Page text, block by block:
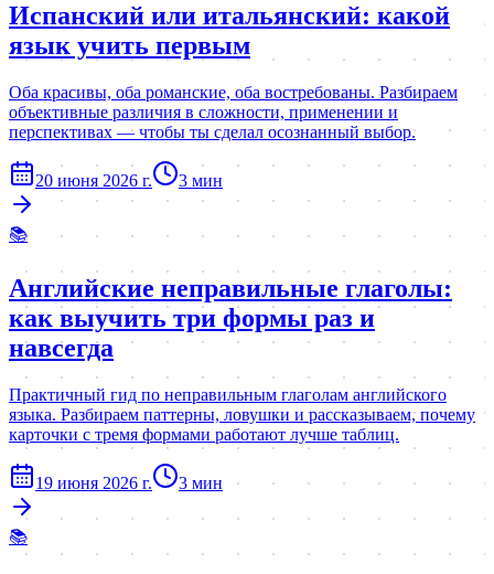
Испанский или итальянский: какой
язык учить первым
Оба красивы, оба романские, оба востребованы. Разбираем
объективные различия в сложности, применении и
перспективах — чтобы ты сделал осознанный выбор.
20 июня 2026 г. 3 мин
📚
Английские неправильные глаголы:
как выучить три формы раз и
навсегда
Практичный гид по неправильным глаголам английского
языка. Разбираем паттерны, ловушки и рассказываем, почему
карточки с тремя формами работают лучше таблиц.
19 июня 2026 г. 3 мин
📚